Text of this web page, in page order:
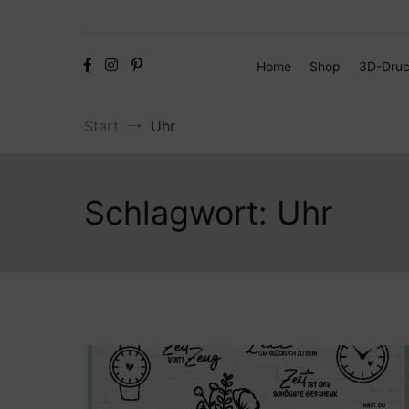
Home
Shop 3D-
Start Uhr
Schlagwort: Uhr